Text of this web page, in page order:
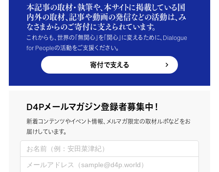
本記事の取材・執筆や、本サイトに掲載している国
内外の取材、記事や動画の発信などの活動は、み
なさまからのご寄付に支えられています。
これからも、世界の「無関心」を「関心」に変えるために、Dialogue
for Peopleの活動をご支援ください。
寄付で支える
D4Pメールマガジン登録者募集中！
新着コンテンツやイベント情報、メルマガ限定の取材ルポなどをお
届けしています。